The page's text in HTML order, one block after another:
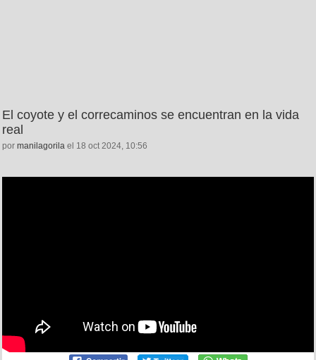
El coyote y el correcaminos se encuentran en la vida
real
por manilagorila el 18 oct 2024, 10:56